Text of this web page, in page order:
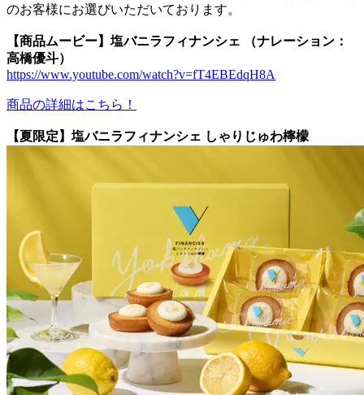
のお客様にお選びいただいております。
【商品ムービー】塩バニラフィナンシェ （ナレーション：
高橋優斗）
https://www.youtube.com/watch?v=fT4EBEdqH8A
商品の詳細はこちら！
【夏限定】塩バニラフィナンシェ しゃりじゅわ檸檬